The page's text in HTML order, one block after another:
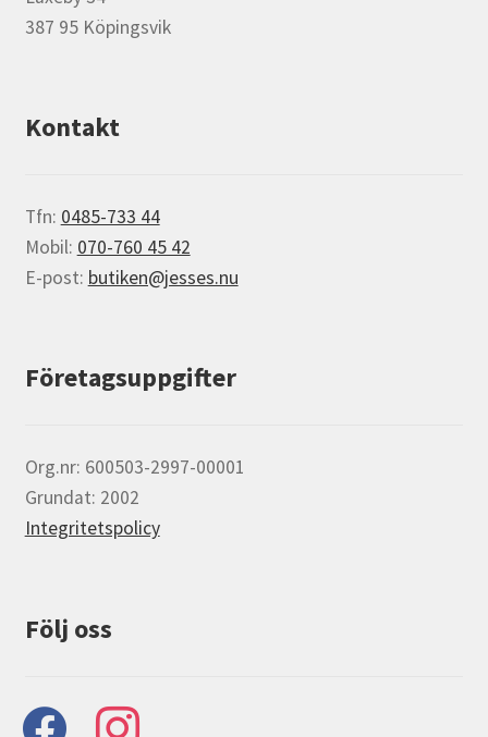
387 95 Köpingsvik
Kontakt
Tfn: 0485-733 44
Mobil: 070-760 45 42
E-post: butiken@jesses.nu
Företagsuppgifter
Org.nr: 600503-2997-00001
Grundat: 2002
Integritetspolicy
Följ oss
facebook instagram